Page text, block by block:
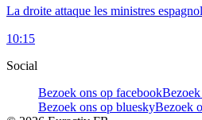
La droite attaque les ministres
10:15
Social
Bezoek ons op facebook
Bezoek ons op blueskyBezoek